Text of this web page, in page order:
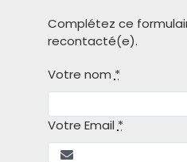
Complétez ce
recontacté(e).
Votre nom*
Votre Email *